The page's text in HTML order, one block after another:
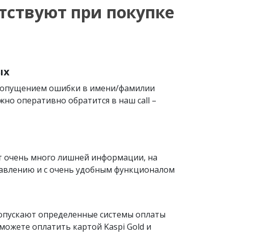
при покупке
ошибки в имени/фамилии
оперативно обратится в наш call –
очень много лишней информации, на
и с очень удобным функционалом
определенные системы оплаты
оплатить картой Kaspi Gold и